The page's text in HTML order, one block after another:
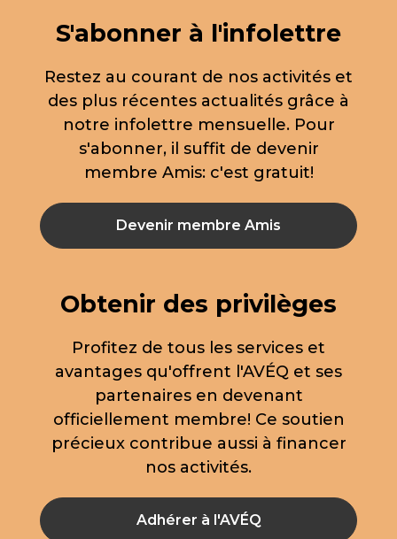
S'abonner à l'infolettre
Restez au courant de nos activités et
des plus récentes actualités grâce à
notre infolettre mensuelle. Pour
s'abonner, il suffit de devenir
membre Amis: c'est gratuit!
Devenir membre Amis
Obtenir des privilèges
Profitez de tous les services et
avantages qu'offrent l'AVÉQ et ses
partenaires en devenant
officiellement membre! Ce soutien
précieux contribue aussi à financer
nos activités.
Adhérer à l'AVÉQ